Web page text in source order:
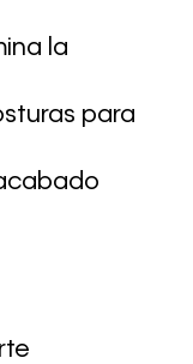
la
para